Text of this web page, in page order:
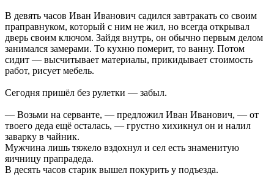
В девять часов Иван Иванович садился завтракать со своим
праправнуком, который с ним не жил, но всегда открывал
дверь своим ключом. Зайдя внутрь, он обычно первым делом
занимался замерами. То кухню померит, то ванну. Потом
сидит — высчитывает материалы, прикидывает стоимость
работ, рисует мебель.
Сегодня пришёл без рулетки — забыл.
— Возьми на серванте, — предложил Иван Иванович, — от
твоего деда ещё осталась, — грустно хихикнул он и налил
заварку в чайник.
Мужчина лишь тяжело вздохнул и сел есть знаменитую
яичницу прапрадеда.
В десять часов старик вышел покурить у подъезда.